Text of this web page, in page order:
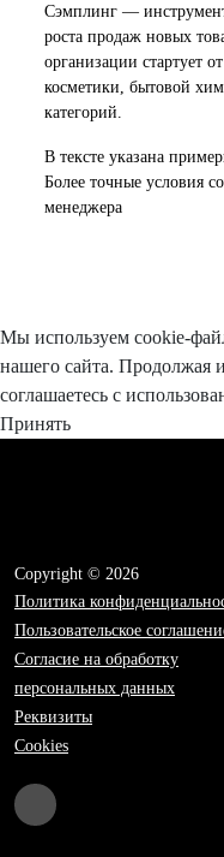
Сэмплинг —
роста продаж новых
организации стартует
косметики, бытовой
категорий.
В тексте указана
Более точные условия
менеджера
Мы используем cookie-
нашего сайта. Продолжая
соглашаетесь с
Принять
Copyright © 2026
Политика
Пользовательское
Согласие на обработку
персональных данных
Реквизиты
Cookies